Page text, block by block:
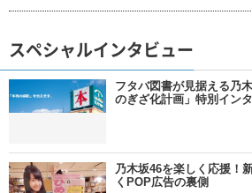
スペシャルインタビュー
フタバ図書が見据える乃
のぎざ化計画」特別イン
乃木坂46を楽しく応援！
くPOP広告の裏側